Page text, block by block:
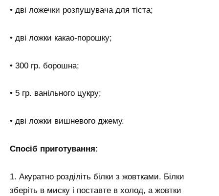
• дві ложечки розпушувача для тіста;
• дві ложки какао-порошку;
• 300 гр. борошна;
• 5 гр. ванільного цукру;
• дві ложки вишневого джему.
Спосіб приготування:
1. Акуратно розділіть білки з жовтками. Білки
зберіть в миску і поставте в холод, а жовтки